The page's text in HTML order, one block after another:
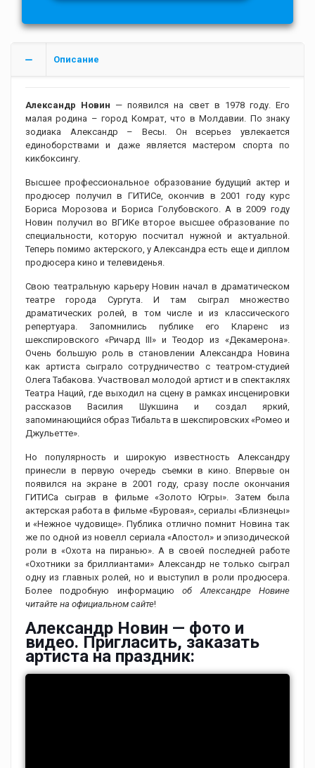
Описание
Александр Новин — появился на свет в 1978 году. Его
малая родина – город Комрат, что в Молдавии. По знаку
зодиака Александр – Весы. Он всерьез увлекается
единоборствами и даже является мастером спорта по
кикбоксингу.
Высшее профессиональное образование будущий актер и
продюсер получил в ГИТИСе, окончив в 2001 году курс
Бориса Морозова и Бориса Голубовского. А в 2009 году
Новин получил во ВГИКе второе высшее образование по
специальности, которую посчитал нужной и актуальной.
Теперь помимо актерского, у Александра есть еще и диплом
продюсера кино и телевиденья.
Свою театральную карьеру Новин начал в драматическом
театре города Сургута. И там сыграл множество
драматических ролей, в том числе и из классического
репертуара. Запомнились публике его Кларенс из
шекспировского «Ричард III» и Теодор из «Декамерона».
Очень большую роль в становлении Александра Новина
как артиста сыграло сотрудничество с театром-студией
Олега Табакова. Участвовал молодой артист и в спектаклях
Театра Наций, где выходил на сцену в рамках инсценировки
рассказов Василия Шукшина и создал яркий,
запоминающийся образ Тибальта в шекспировских «Ромео и
Джульетте».
Но популярность и широкую известность Александру
принесли в первую очередь съемки в кино. Впервые он
появился на экране в 2001 году, сразу после окончания
ГИТИСа сыграв в фильме «Золото Югры». Затем была
актерская работа в фильме «Буровая», сериалы «Близнецы»
и «Нежное чудовище». Публика отлично помнит Новина так
же по одной из новелл сериала «Апостол» и эпизодической
роли в «Охота на пиранью». А в своей последней работе
«Охотники за бриллиантами» Александр не только сыграл
одну из главных ролей, но и выступил в роли продюсера.
Более подробную информациюоб Александре Новине
читайте на официальном сайте!
Александр Новин — фото и
видео. Пригласить, заказать
артиста на праздник: